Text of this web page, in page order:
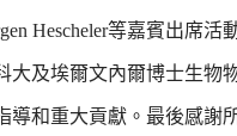
Hescheler等嘉賓出席
大及埃爾文內爾博士生物
導和重大貢獻。最後感謝